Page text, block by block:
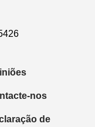
nos
de